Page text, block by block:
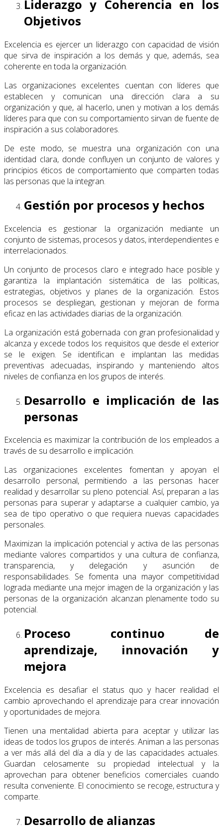
Liderazgo y Coherencia en los
Objetivos
Excelencia es ejercer un liderazgo con capacidad de visión
que sirva de inspiración a los demás y que, además, sea
coherente en toda la organización.
Las organizaciones excelentes cuentan con líderes que
establecen y comunican una dirección clara a su
organización y que, al hacerlo, unen y motivan a los demás
líderes para que con su comportamiento sirvan de fuente de
inspiración a sus colaboradores.
De este modo, se muestra una organización con una
identidad clara, donde confluyen un conjunto de valores y
principios éticos de comportamiento que comparten todas
las personas que la integran.
Gestión por procesos y hechos
Excelencia es gestionar la organización mediante un
conjunto de sistemas, procesos y datos, interdependientes e
interrelacionados.
Un conjunto de procesos claro e integrado hace posible y
garantiza la implantación sistemática de las políticas,
estrategias, objetivos y planes de la organización. Estos
procesos se despliegan, gestionan y mejoran de forma
eficaz en las actividades diarias de la organización.
La organización está gobernada con gran profesionalidad y
alcanza y excede todos los requisitos que desde el exterior
se le exigen. Se identifican e implantan las medidas
preventivas adecuadas, inspirando y manteniendo altos
niveles de confianza en los grupos de interés.
Desarrollo e implicación de las
personas
Excelencia es maximizar la contribución de los empleados a
través de su desarrollo e implicación.
Las organizaciones excelentes fomentan y apoyan el
desarrollo personal, permitiendo a las personas hacer
realidad y desarrollar su pleno potencial. Así, preparan a las
personas para superar y adaptarse a cualquier cambio, ya
sea de tipo operativo o que requiera nuevas capacidades
personales.
Maximizan la implicación potencial y activa de las personas
mediante valores compartidos y una cultura de confianza,
transparencia, y delegación y asunción de
responsabilidades. Se fomenta una mayor competitividad
lograda mediante una mejor imagen de la organización y las
personas de la organización alcanzan plenamente todo su
potencial.
Proceso continuo de
aprendizaje, innovación y
mejora
Excelencia es desafiar el status quo y hacer realidad el
cambio aprovechando el aprendizaje para crear innovación
y oportunidades de mejora.
Tienen una mentalidad abierta para aceptar y utilizar las
ideas de todos los grupos de interés. Animan a las personas
a ver más allá del día a día y de las capacidades actuales.
Guardan celosamente su propiedad intelectual y la
aprovechan para obtener beneficios comerciales cuando
resulta conveniente. El conocimiento se recoge, estructura y
comparte.
Desarrollo de alianzas